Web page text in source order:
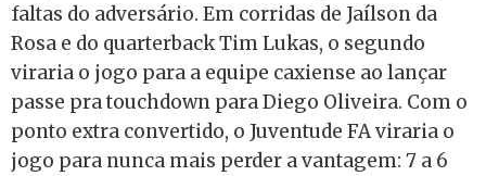
faltas do adversário. Em corridas de Jaílson da
Rosa e do quarterback Tim Lukas, o segundo
viraria o jogo para a equipe caxiense ao lançar
passe pra touchdown para Diego Oliveira. Com o
ponto extra convertido, o Juventude FA viraria o
jogo para nunca mais perder a vantagem: 7 a 6